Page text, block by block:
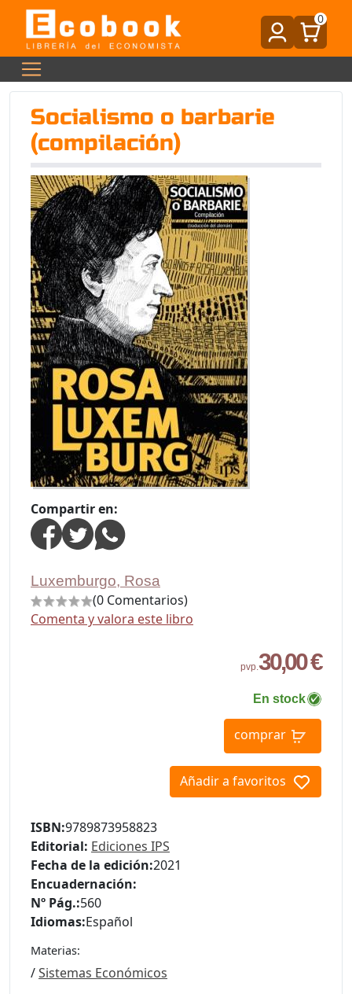
0
Socialismo o barbarie
(compilación)
Compartir en:
Luxemburgo, Rosa
(0 Comentarios)
Comenta y valora este libro
pvp.30,00 €
En stock
comprar
Añadir a favoritos
ISBN:9789873958823
Editorial: Ediciones IPS
Fecha de la edición:2021
Encuadernación:
Nº Pág.:560
Idiomas:Español
Materias:
/Sistemas Económicos